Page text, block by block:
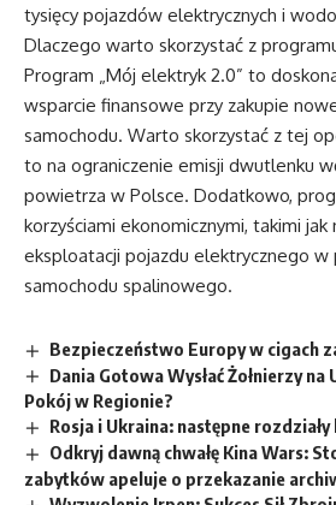
tysięcy pojazdów elektrycznych i
Dlaczego warto skorzystać z
Program „Mój elektryk 2.0” to
wsparcie finansowe przy zakupie
samochodu. Warto skorzystać z tej
to na ograniczenie emisji dwutlenku
powietrza w Polsce. Dodatkowo,
korzyściami ekonomicznymi, takimi jak
eksploatacji pojazdu elektrycznego w
samochodu spalinowego.
Bezpieczeństwo Europy w cigach
Dania Gotowa Wysłać Żołnierzy na
Pokój w Regionie?
Rosja i Ukraina: następne
Odkryj dawną chwałę Kina Wars:
zabytków apeluje o przekazanie